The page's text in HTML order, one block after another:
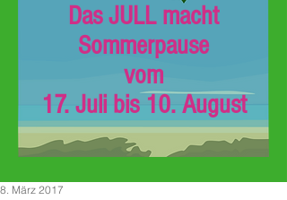
Das JULL macht
Sommerpause
vom
17. Juli bis 10. August
8. März 2017